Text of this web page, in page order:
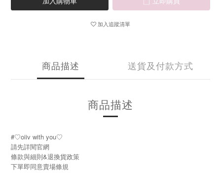
加入追蹤清單
商品描述 送貨及付款方式
商品描述
#♡oiiv with you♡
請先詳閱官網
條款與細則&退換貨政策
下單即同意賣場條規